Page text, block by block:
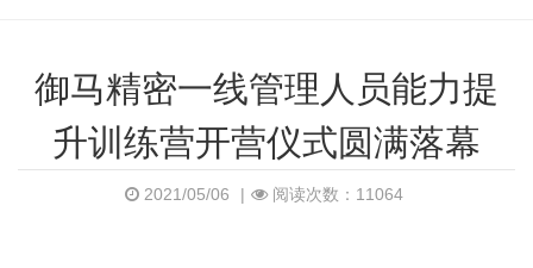
御马精密一线管理人员能力提
升训练营开营仪式圆满落幕
2021/05/06 | 阅读次数：11064